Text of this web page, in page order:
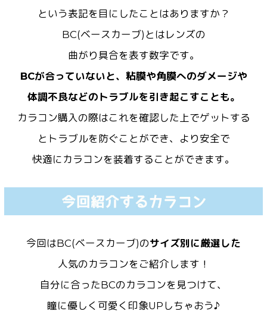
という表記を目にしたことはありますか？
BC(ベースカーブ)とはレンズの
曲がり具合を表す数字です。
BCが合っていないと、粘膜や角膜へのダメージや
体調不良などのトラブルを引き起こすことも。
カラコン購入の際はこれを確認した上でゲットする
とトラブルを防ぐことができ、より安全で
快適にカラコンを装着することができます。
今回はBC(ベースカーブ)のサイズ別に厳選した
人気のカラコンをご紹介します！
自分に合ったBCのカラコンを見つけて、
瞳に優しく可愛く印象UPしちゃおう♪